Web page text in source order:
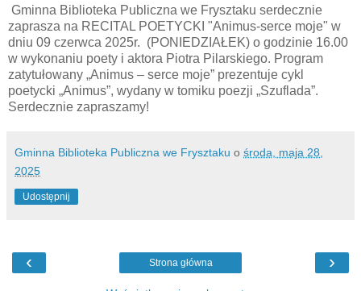
Gminna Biblioteka Publiczna we Frysztaku serdecznie
zaprasza na RECITAL POETYCKI "Animus-serce moje" w
dniu 09 czerwca 2025r. (PONIEDZIAŁEK) o godzinie 16.00
w wykonaniu poety i aktora Piotra Pilarskiego. Program
zatytułowany „Animus – serce moje” prezentuje cykl
poetycki „Animus”, wydany w tomiku poezji „Szuflada”.
Serdecznie zapraszamy!
Gminna Biblioteka Publiczna we Frysztaku o środa, maja 28,
2025
Udostępnij
‹ ›
Strona główna